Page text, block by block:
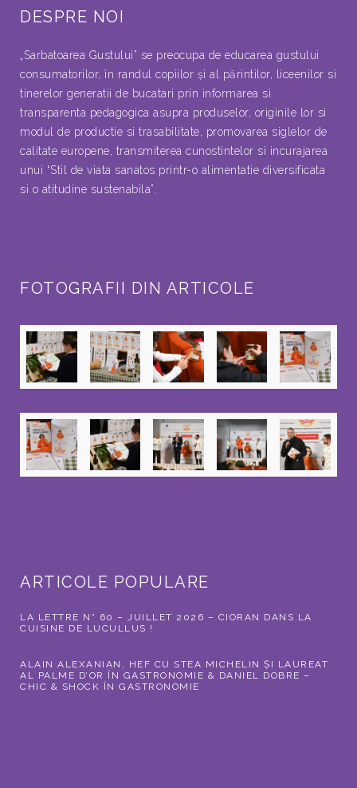
DESPRE NOI
„Sarbatoarea Gustului” se preocupa de educarea gustului
consumatorilor, în randul copiilor şi al părintilor, liceenilor si
tinerelor generatii de bucatari prin informarea si
transparenta pedagogica asupra produselor, originile lor si
modul de productie si trasabilitate, promovarea siglelor de
calitate europene, transmiterea cunostintelor si incurajarea
unui “Stil de viata sanatos printr-o alimentatie diversificata
si o atitudine sustenabila”.
FOTOGRAFII DIN ARTICOLE
ARTICOLE POPULARE
LA LETTRE N° 60 – JUILLET 2026 – CIORAN DANS LA
CUISINE DE LUCULLUS !
ALAIN ALEXANIAN, HEF CU STEA MICHELIN ȘI LAUREAT
AL PALME D’OR ÎN GASTRONOMIE & DANIEL DOBRE –
CHIC & SHOCK ÎN GASTRONOMIE